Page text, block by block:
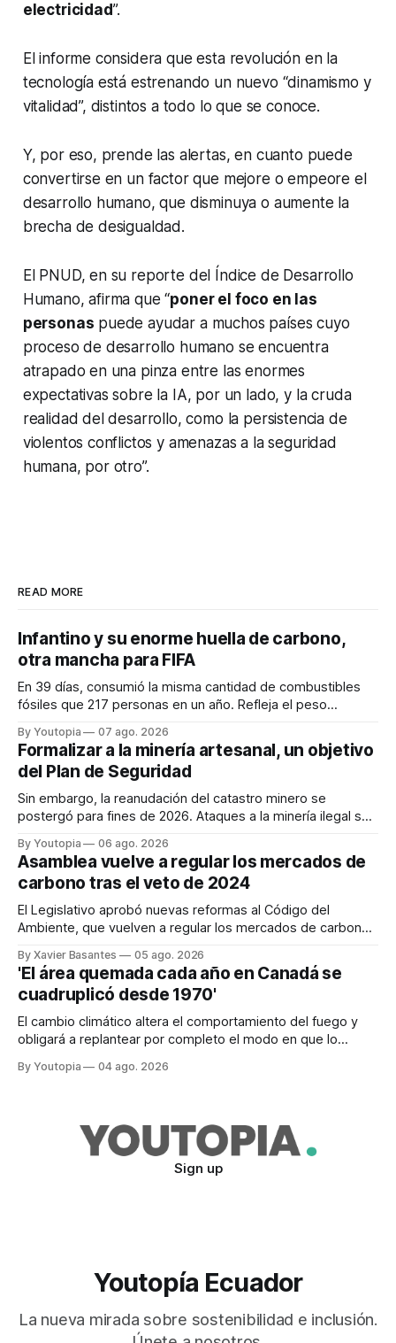
electricidad”.
El informe considera que esta revolución en la
tecnología está estrenando un nuevo “dinamismo y
vitalidad”, distintos a todo lo que se conoce.
Y, por eso, prende las alertas, en cuanto puede
convertirse en un factor que mejore o empeore el
desarrollo humano, que disminuya o aumente la
brecha de desigualdad.
El PNUD, en su reporte del Índice de Desarrollo
Humano, afirma que “poner el foco en las
personas puede ayudar a muchos países cuyo
proceso de desarrollo humano se encuentra
atrapado en una pinza entre las enormes
expectativas sobre la IA, por un lado, y la cruda
realidad del desarrollo, como la persistencia de
violentos conflictos y amenazas a la seguridad
humana, por otro”.
READ MORE
Infantino y su enorme huella de carbono,
otra mancha para FIFA
En 39 días, consumió la misma cantidad de combustibles
fósiles que 217 personas en un año. Refleja el peso
By Youtopia 07 ago. 2026
Formalizar a la minería artesanal, un objetivo
del Plan de Seguridad
Sin embargo, la reanudación del catastro minero se
postergó para fines de 2026. Ataques a la minería ilegal se
By Youtopia 06 ago. 2026
Asamblea vuelve a regular los mercados de
carbono tras el veto de 2024
El Legislativo aprobó nuevas reformas al Código del
Ambiente, que vuelven a regular los mercados de carbono,
By Xavier Basantes 05 ago. 2026
'El área quemada cada año en Canadá se
cuadruplicó desde 1970'
El cambio climático altera el comportamiento del fuego y
obligará a replantear por completo el modo en que lo
By Youtopia 04 ago. 2026
Sign up
Youtopía Ecuador
La nueva mirada sobre sostenibilidad e inclusión.